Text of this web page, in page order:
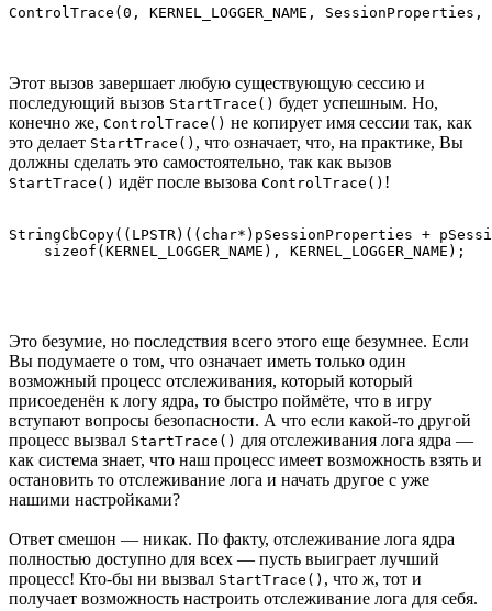
Этот вызов завершает любую существующую сессию и
последующий вызов StartTrace() будет успешным. Но,
конечно же, ControlTrace() не копирует имя сессии так, как
это делает StartTrace() , что означает, что, на практике, Вы
должны сделать это самостоятельно, так как вызов
StartTrace() идёт после вызова ControlTrace() !
StringCbCopy((LPSTR)((char*)pSessionProperties +
Это безумие, но последствия всего этого еще безумнее. Если
Вы подумаете о том, что означает иметь только один
возможный процесс отслеживания, который который
присоеденён к логу ядра, то быстро поймёте, что в игру
вступают вопросы безопасности. А что если какой-то другой
процесс вызвал StartTrace() для отслеживания лога ядра —
как система знает, что наш процесс имеет возможность взять и
остановить то отслеживание лога и начать другое с уже
нашими настройками?
Ответ смешон — никак. По факту, отслеживание лога ядра
полностью доступно для всех — пусть выиграет лучший
процесс! Кто-бы ни вызвал StartTrace() , что ж, тот и
получает возможность настроить отслеживание лога для себя.